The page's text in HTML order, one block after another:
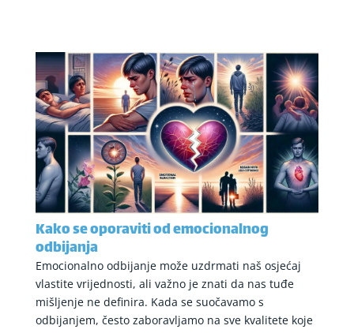
Kako se oporaviti od emocionalnog
odbijanja
Emocionalno odbijanje može uzdrmati naš osjećaj
vlastite vrijednosti, ali važno je znati da nas tuđe
mišljenje ne definira. Kada se suočavamo s
odbijanjem, često zaboravljamo na sve kvalitete koje